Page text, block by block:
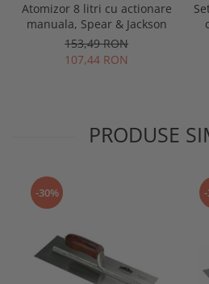
Atomizor 8 litri cu actionare
manuala, Spear & Jackson
153,49 RON
107,44 RON
PRODUSE
-30%